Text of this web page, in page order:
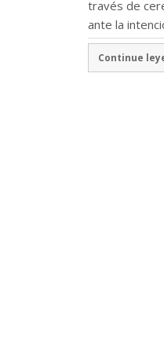
través de
ante la
Continue